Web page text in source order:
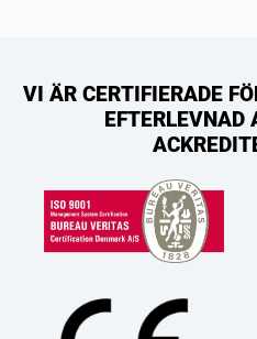
VI ÄR CERTIFIERADE
EFTERLEVNAD